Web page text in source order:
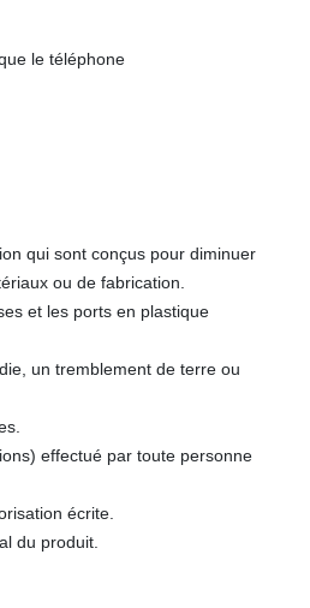
le téléphone
qui sont conçus pour diminuer
ou de fabrication.
et les ports en plastique
un tremblement de terre ou
effectué par toute personne
écrite.
du produit.